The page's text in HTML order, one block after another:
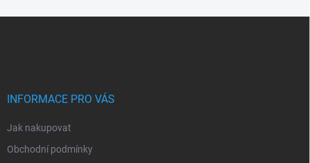
INFORMACE PRO VÁS
Jak nakupovat
Obchodní podmínky